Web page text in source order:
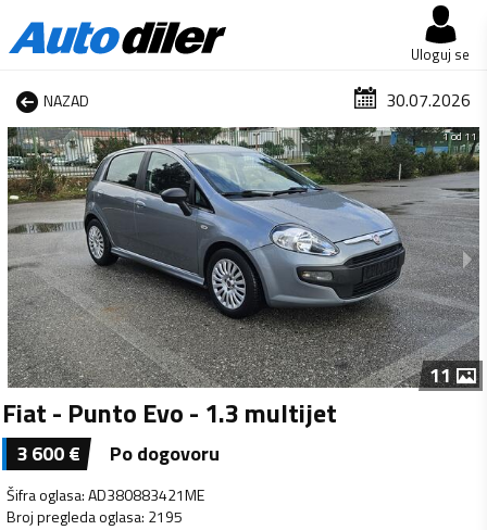
Uloguj se
NAZAD 30.07.2026
1 od 11
11
Fiat - Punto Evo - 1.3 multijet
3 600€ Po dogovoru
Šifra oglasa:AD380883421ME
Broj pregleda oglasa: 2195